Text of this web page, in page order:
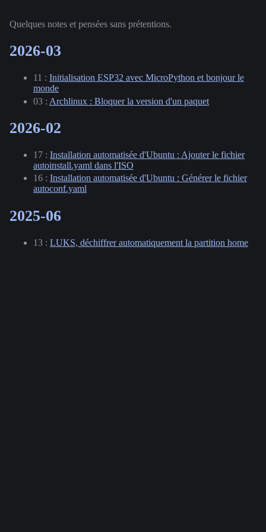
Quelques notes et pensées sans prétentions.
2026-03
11 : Initialisation ESP32 avec MicroPython et bonjour le
monde
03 : Archlinux : Bloquer la version d'un paquet
2026-02
17 : Installation automatisée d'Ubuntu : Ajouter le fichier
autoinstall.yaml dans l'ISO
16 : Installation automatisée d'Ubuntu : Générer le fichier
autoconf.yaml
2025-06
13 : LUKS, déchiffrer automatiquement la partition home